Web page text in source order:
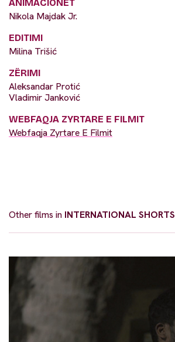
ANIMACIONET
Nikola Majdak Jr.
EDITIMI
Milina Trišić
ZËRIMI
Aleksandar Protić
Vladimir Janković
WEBFAQJA ZYRTARE E FILMIT
Webfaqja Zyrtare E Filmit
Other films in INTERNATIONAL SHORTS